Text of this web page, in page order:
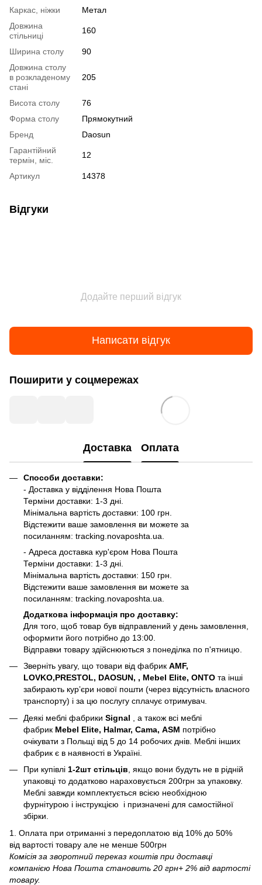
Каркас, ніжки
Метал
Довжина
стільниці
160
Ширина столу
90
Довжина столу
в розкладеному
стані
205
Висота столу
76
Форма столу
Прямокутний
Бренд
Daosun
Гарантійний
термін, міс.
12
Артикул 14378
Відгуки
Додайте перший відгук
Написати відгук
Поширити у соцмережах
Доставка Оплата
Способи доставки:
- Доставка у відділення Нова Пошта
Терміни доставки: 1-3 дні.
Мінімальна вартість доставки: 100 грн.
Відстежити ваше замовлення ви можете за
посиланням: tracking.novaposhta.ua.
- Адреса доставка кур'єром Нова Пошта
Терміни доставки: 1-3 дні.
Мінімальна вартість доставки: 150 грн.
Відстежити ваше замовлення ви можете за
посиланням: tracking.novaposhta.ua.
Додаткова інформація про доставку:
Для того, щоб товар був відправлений у день замовлення,
оформити його потрібно до 13:00.
Відправки товару здійснюються з понеділка по п'ятницю.
Зверніть увагу, що товари від фабрик AMF,
LOVKO,PRESTOL, DAOSUN, , Mebel Elite, ONTO та інші
забирають курʼєри нової пошти (через відсутність власного
транспорту) і за цю послугу сплачує отримувач.
Деякі меблі фабрики Signal , а також всі меблі
фабрик Mebel Elite, Halmar, Cama, ASM потрібно
очікувати з Польщі від 5 до 14 робочих днів. Меблі інших
фабрик є в наявності в Україні.
При купівлі 1-2шт стільців , якщо вони будуть не в рідній
упаковці то додатково нараховується 200грн за упаковку.
Меблі завжди комплектується всією необхідною
фурнітурою і інструкцією і призначені для самостійної
збірки.
1. Оплата при отриманні з передоплатою від 10% до 50%
від вартості товару але не менше 500грн
Комісія за зворотний переказ коштів при доставці
компанією Нова Пошта становить 20 грн+ 2% від вартості
товару.